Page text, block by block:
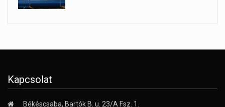
Kapcsolat
Békéscsaba, Bartók B. u. 23/A Fsz. 1.